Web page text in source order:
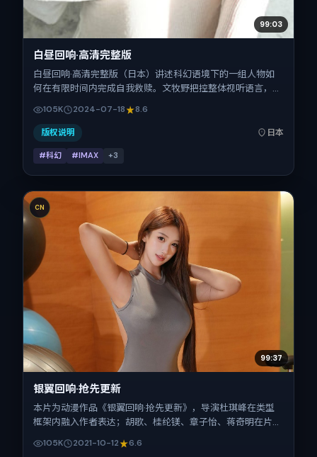
99:03
白昼回响·高清完整版
白昼回响·高清完整版（日本）讲述科幻语境下的一组人物如
何在有限时间内完成自我救赎。文牧野把控整体视听语言，刘
2024-07-18 起陆续登陆院线与网络平台，暑期档公映，片长
102分钟。
105K 2024-07-18 8.6
版权说明 日本
#科幻 #IMAX +3
CN
99:37
银翼回响·抢先更新
本片为动漫作品《银翼回响·抢先更新》，导演杜琪峰在类型
框架内融入作者表达；胡歌、桂纶镁、章子怡、蒋奇明在片中
度。上映时间 2021年10月12日（公映登记日 2021-10-12），
105K 2021-10-12 6.6